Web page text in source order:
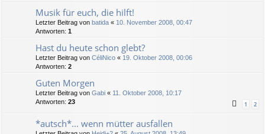
Musik für euch, die hilft!
Letzter Beitrag von batida « 10. November 2008, 00:47
Antworten: 1
Hast du heute schon glebt?
Letzter Beitrag von CéliNico « 19. Oktober 2008, 00:06
Antworten: 2
Guten Morgen
Letzter Beitrag von Gabi « 11. Oktober 2008, 10:17
Antworten: 23 1 2
*autsch*... wenn mütter ausfallen